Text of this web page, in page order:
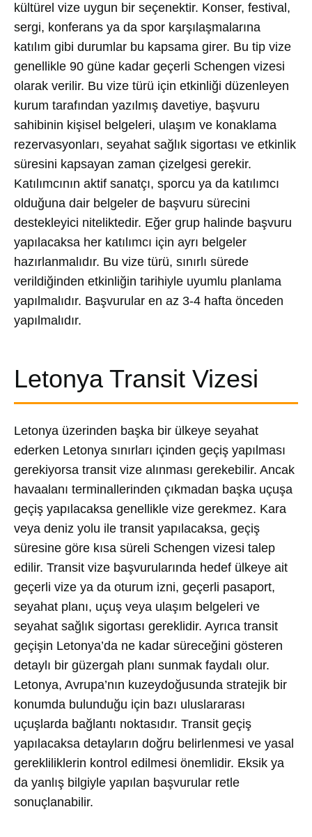
kültürel vize uygun bir seçenektir. Konser, festival,
sergi, konferans ya da spor karşılaşmalarına
katılım gibi durumlar bu kapsama girer. Bu tip vize
genellikle 90 güne kadar geçerli Schengen vizesi
olarak verilir. Bu vize türü için etkinliği düzenleyen
kurum tarafından yazılmış davetiye, başvuru
sahibinin kişisel belgeleri, ulaşım ve konaklama
rezervasyonları, seyahat sağlık sigortası ve etkinlik
süresini kapsayan zaman çizelgesi gerekir.
Katılımcının aktif sanatçı, sporcu ya da katılımcı
olduğuna dair belgeler de başvuru sürecini
destekleyici niteliktedir. Eğer grup halinde başvuru
yapılacaksa her katılımcı için ayrı belgeler
hazırlanmalıdır. Bu vize türü, sınırlı sürede
verildiğinden etkinliğin tarihiyle uyumlu planlama
yapılmalıdır. Başvurular en az 3-4 hafta önceden
yapılmalıdır.
Letonya Transit Vizesi
Letonya üzerinden başka bir ülkeye seyahat
ederken Letonya sınırları içinden geçiş yapılması
gerekiyorsa transit vize alınması gerekebilir. Ancak
havaalanı terminallerinden çıkmadan başka uçuşa
geçiş yapılacaksa genellikle vize gerekmez. Kara
veya deniz yolu ile transit yapılacaksa, geçiş
süresine göre kısa süreli Schengen vizesi talep
edilir. Transit vize başvurularında hedef ülkeye ait
geçerli vize ya da oturum izni, geçerli pasaport,
seyahat planı, uçuş veya ulaşım belgeleri ve
seyahat sağlık sigortası gereklidir. Ayrıca transit
geçişin Letonya’da ne kadar süreceğini gösteren
detaylı bir güzergah planı sunmak faydalı olur.
Letonya, Avrupa’nın kuzeydoğusunda stratejik bir
konumda bulunduğu için bazı uluslararası
uçuşlarda bağlantı noktasıdır. Transit geçiş
yapılacaksa detayların doğru belirlenmesi ve yasal
gerekliliklerin kontrol edilmesi önemlidir. Eksik ya
da yanlış bilgiyle yapılan başvurular retle
sonuçlanabilir.